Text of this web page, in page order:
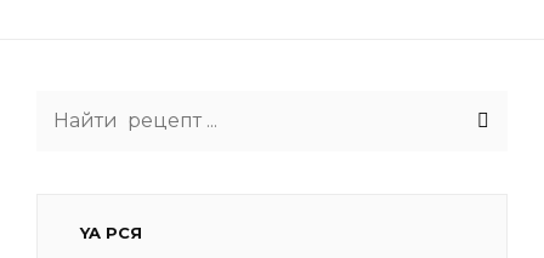
YA РСЯ